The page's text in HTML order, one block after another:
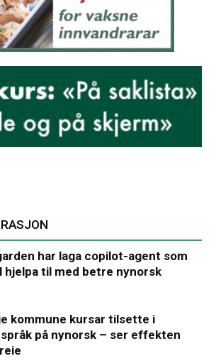
har laga copilot-agent som
hjelpa til med betre nynorsk
kommune kursar tilsette i
på nynorsk – ser effekten